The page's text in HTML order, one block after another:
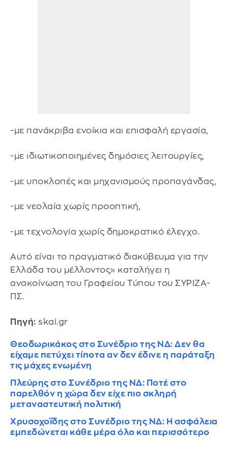
-με πανάκριβα ενοίκια και επισφαλή εργασία,
-με ιδιωτικοποιημένες δημόσιες λειτουργίες,
-με υποκλοπές και μηχανισμούς προπαγάνδας,
-με νεολαία χωρίς προοπτική,
-με τεχνολογία χωρίς δημοκρατικό έλεγχο.
Αυτό είναι το πραγματικό διακύβευμα για την
Ελλάδα του μέλλοντος» καταλήγει η
ανακοίνωση του Γραφείου Τύπου του ΣΥΡΙΖΑ-
ΠΣ.
Πηγή: skai.gr
Θεοδωρικάκος στο Συνέδριο της ΝΔ: Δεν θα
είχαμε πετύχει τίποτα αν δεν έδινε η παράταξη
τις μάχες ενωμένη
Πλεύρης στο Συνέδριο της ΝΔ: Ποτέ στο
παρελθόν η χώρα δεν είχε πιο σκληρή
μεταναστευτική πολιτική
Χρυσοχοΐδης στο Συνέδριο της ΝΔ: Η ασφάλεια
εμπεδώνεται κάθε μέρα όλο και περισσότερο